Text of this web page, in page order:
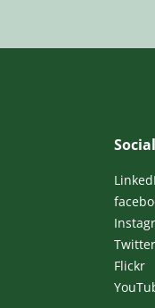
Twitter
Flickr